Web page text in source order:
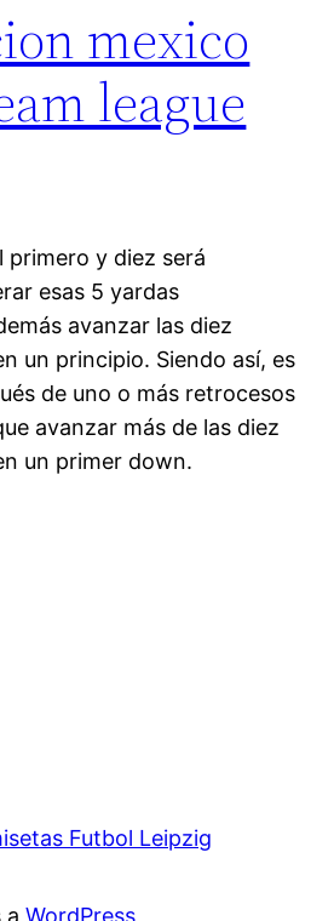
mexico
league
primero y diez será
esas 5 yardas
avanzar las diez
un principio. Siendo así, es
de uno o más retrocesos
avanzar más de las diez
un primer down.
Futbol Leipzig
aWordPress